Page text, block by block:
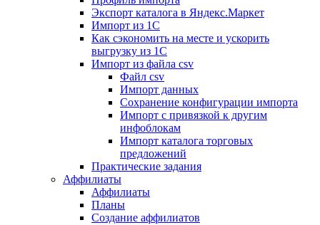
Экспорт каталога в Яндекс.Маркет
Импорт из 1С
Как сэкономить на месте и ускорить
выгрузку из 1С
Импорт из файла csv
Файл csv
Импорт данных
Сохранение конфигурации импорта
Импорт с привязкой к другим
инфоблокам
Импорт каталога торговых
предложений
Практические задания
Аффилиаты
Аффилиаты
Планы
Создание аффилиатов